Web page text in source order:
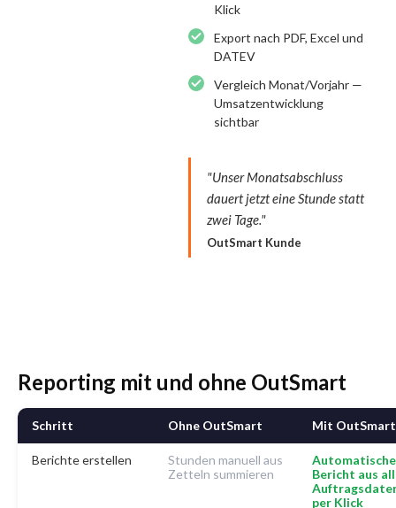
Klick
Export nach PDF, Excel und
DATEV
Vergleich Monat/Vorjahr —
Umsatzentwicklung
sichtbar
"Unser Monatsabschluss
dauert jetzt eine Stunde statt
zwei Tage."
OutSmart Kunde
Reporting mit und ohne OutSmart
Schritt Ohne OutSmart Mit OutSmart
Berichte erstellen
Stunden manuell aus
Zetteln summieren
Bericht aus
per Klick